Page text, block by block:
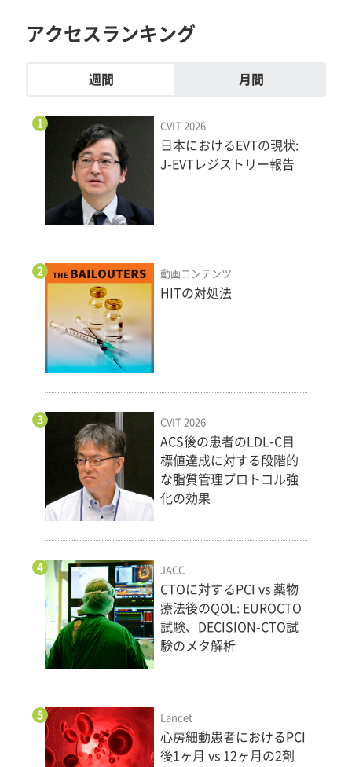
アクセスランキング
週間 月間
1 CVIT 2026
日本におけるEVTの現状:
J-EVTレジストリー報告
2 動画コンテンツ
HITの対処法
3 CVIT 2026
ACS後の患者のLDL-C目
標値達成に対する段階的
な脂質管理プロトコル強
化の効果
4 JACC
CTOに対するPCI vs 薬物
療法後のQOL: EUROCTO
試験、DECISION-CTO試
験のメタ解析
5 Lancet
心房細動患者におけるPCI
後1ヶ月 vs 12ヶ月の2剤